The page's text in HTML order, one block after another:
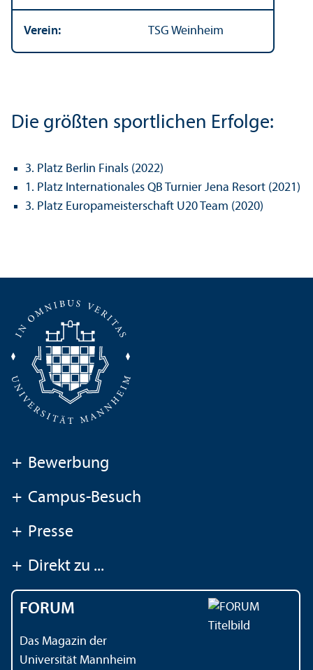
Verein: TSG Weinheim
Die größten sportlichen Erfolge:
3. Platz Berlin Finals (2022)
1. Platz Internationales QB Turnier Jena Resort (2021)
3. Platz Europameisterschaft U20 Team (2020)
+ Bewerbung
+ Campus-Besuch
+ Presse
+ Direkt zu ...
FORUM
Das Magazin der
Universität Mannheim